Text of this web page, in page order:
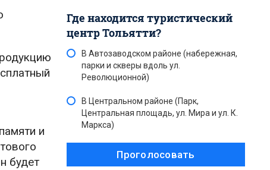
и
будет
Где находится туристический
центр Тольятти?
В Автозаводском районе (набережная,
парки и скверы вдоль ул.
Революционной)
В Центральном районе (Парк,
Центральная площадь, ул. Мира и ул. К.
Маркса)